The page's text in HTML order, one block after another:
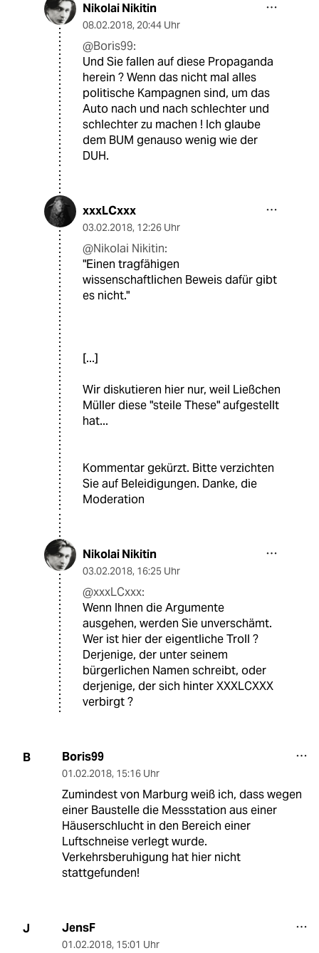
Nikolai Nikitin
08.02.2018, 20:44 Uhr
@Boris99:
Und Sie fallen auf diese Propaganda
herein ? Wenn das nicht mal alles
politische Kampagnen sind, um das
Auto nach und nach schlechter und
schlechter zu machen ! Ich glaube
dem BUM genauso wenig wie der
DUH.
xxxLCxxx
03.02.2018, 12:26 Uhr
@Nikolai Nikitin:
"Einen tragfähigen
wissenschaftlichen Beweis dafür gibt
es nicht."
[...]
Wir diskutieren hier nur, weil Ließchen
Müller diese "steile These" aufgestellt
hat...
Kommentar gekürzt. Bitte verzichten
Sie auf Beleidigungen. Danke, die
Moderation
Nikolai Nikitin
03.02.2018, 16:25 Uhr
@xxxLCxxx:
Wenn Ihnen die Argumente
ausgehen, werden Sie unverschämt.
Wer ist hier der eigentliche Troll ?
Derjenige, der unter seinem
bürgerlichen Namen schreibt, oder
derjenige, der sich hinter XXXLCXXX
verbirgt ?
B Boris99
01.02.2018, 15:16 Uhr
Zumindest von Marburg weiß ich, dass wegen
einer Baustelle die Messstation aus einer
Häuserschlucht in den Bereich einer
Luftschneise verlegt wurde.
Verkehrsberuhigung hat hier nicht
stattgefunden!
J JensF
01.02.2018, 15:01 Uhr